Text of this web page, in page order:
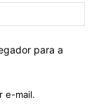
para a
e-mail.